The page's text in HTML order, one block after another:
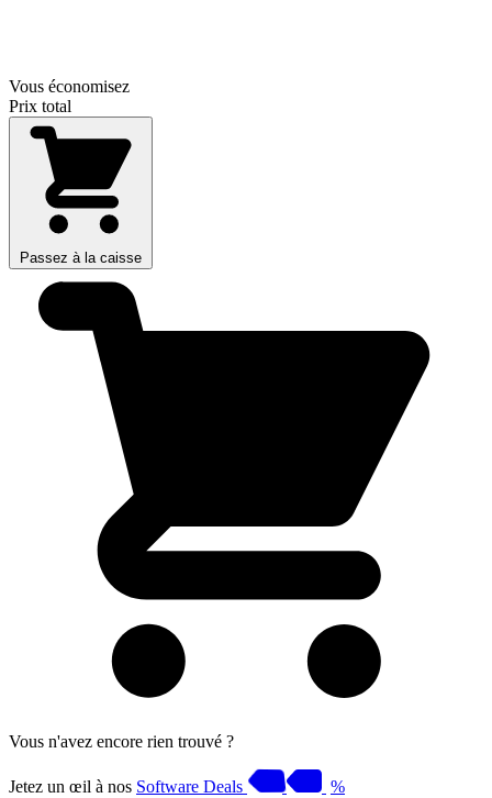
Vous économisez
Prix total
Passez à la caisse
Vous n'avez encore rien trouvé ?
Jetez un œil à nos Software Deals %